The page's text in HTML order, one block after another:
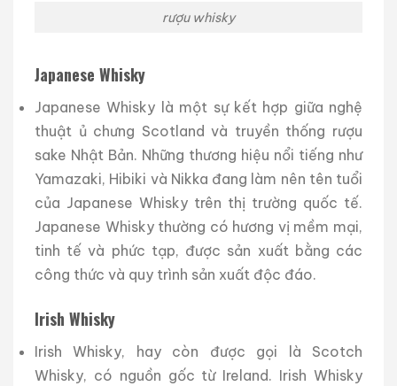
rượu whisky
Japanese Whisky
Japanese Whisky là một sự kết hợp giữa nghệ
thuật ủ chưng Scotland và truyền thống rượu
sake Nhật Bản. Những thương hiệu nổi tiếng như
Yamazaki, Hibiki và Nikka đang làm nên tên tuổi
của Japanese Whisky trên thị trường quốc tế.
Japanese Whisky thường có hương vị mềm mại,
tinh tế và phức tạp, được sản xuất bằng các
công thức và quy trình sản xuất độc đáo.
Irish Whisky
Irish Whisky, hay còn được gọi là Scotch
Whisky, có nguồn gốc từ Ireland. Irish Whisky